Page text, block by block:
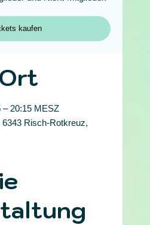
kaufen
– 20:15 MESZ
Risch-Rotkreuz,